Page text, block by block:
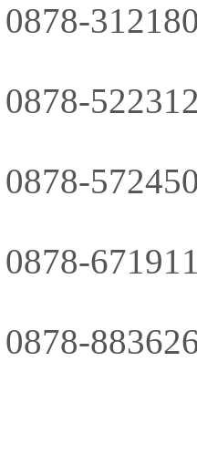
0878-
0878-
0878-
0878-
0878-